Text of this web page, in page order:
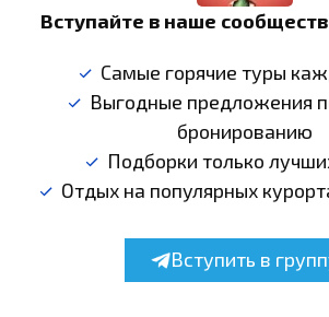
Вступайте в наше
Самые горячие туры
Выгодные предложения
бронированию
Подборки только
Отдых на популярных
Вступить в